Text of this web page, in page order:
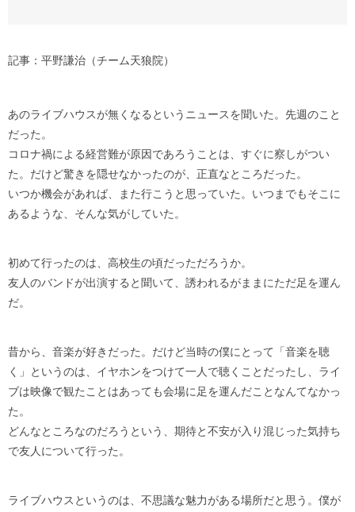
記事：平野謙治（チーム天狼院）
あのライブハウスが無くなるというニュースを聞いた。先週のこと
だった。
コロナ禍による経営難が原因であろうことは、すぐに察しがつい
た。だけど驚きを隠せなかったのが、正直なところだった。
いつか機会があれば、また行こうと思っていた。いつまでもそこに
あるような、そんな気がしていた。
初めて行ったのは、高校生の頃だっただろうか。
友人のバンドが出演すると聞いて、誘われるがままにただ足を運ん
だ。
昔から、音楽が好きだった。だけど当時の僕にとって「音楽を聴
く」というのは、イヤホンをつけて一人で聴くことだったし、ライ
ブは映像で観たことはあっても会場に足を運んだことなんてなかっ
た。
どんなところなのだろうという、期待と不安が入り混じった気持ち
で友人について行った。
ライブハウスというのは、不思議な魅力がある場所だと思う。僕が